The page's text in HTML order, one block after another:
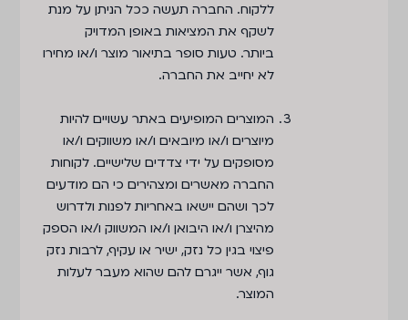
ללקוח. החברה תעשה ככל הניתן על מנת
לשקף את המציאות באופן המדויק
ביותר. טעות סופר בתיאור מוצר ו/או מחירו
לא יחייב את החברה.
המוצרים המופיעים באתר עשויים להיות
מיוצרים ו/או מיובאים ו/או משווקים ו/או
מסופקים על ידי צדדים שלישיים. לקוחות
החברה מאשרים ומצהירים כי הם מודעים
לכך ושהם יישאו באחריות לפנות ולדרוש
מהיצרן ו/או היבואן ו/או המשווק ו/או הספק
פיצוי בגין כל נזק, ישיר או עקיף, לרבות נזק
גוף, אשר ייגרם להם שהוא מעבר לעלות
המוצר.